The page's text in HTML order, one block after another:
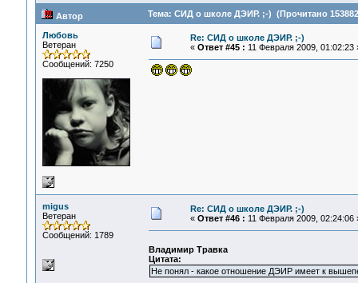
Автор Тема: СИД о школе ДЭИР. ;-) (Прочитано
Любовь
Ветеран
Сообщений: 7250
Re: СИД о школе ДЭИР. ;-)
« Ответ #45 : 11 Февраля 2009, 01:02:23
migus
Ветеран
Сообщений: 1789
Re: СИД о школе ДЭИР. ;-)
« Ответ #46 : 11 Февраля 2009, 02:24:06
Владимир Травка
Цитата:
Не понял - какое отношение ДЭИР имеет к